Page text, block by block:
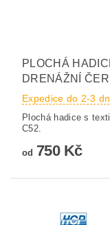
PLOCHÁ
DRENÁŽNÍ
Expedice do 2-3
Plochá hadice s
C52.
od 750 Kč